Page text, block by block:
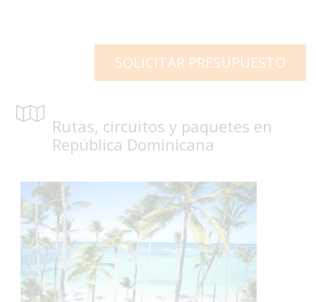
SOLICITAR PRESUPUESTO
Rutas, circuitos y paquetes en
República Dominicana